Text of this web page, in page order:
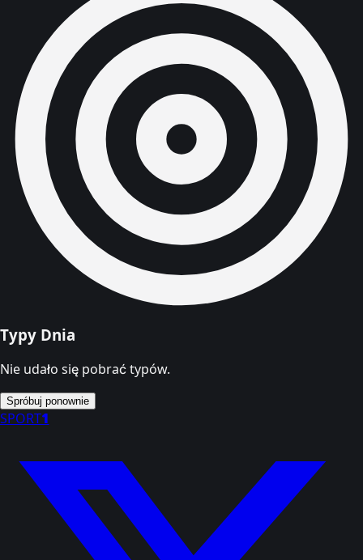
Typy Dnia
Nie udało się pobrać typów.
Spróbuj ponownie
SPORT1